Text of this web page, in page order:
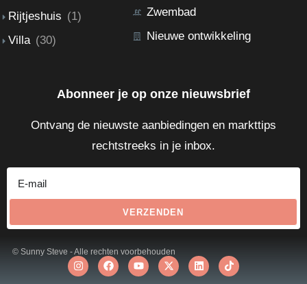
Rijtjeshuis (1)
Villa (30)
Zwembad
Nieuwe ontwikkeling
Abonneer je op onze nieuwsbrief
Ontvang de nieuwste aanbiedingen en markttips
rechtstreeks in je inbox.
VERZENDEN
© Sunny Steve - Alle rechten voorbehouden